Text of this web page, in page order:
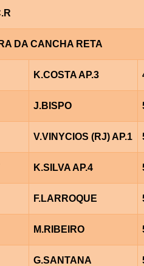
DA CANCHA RETA
K.COSTA AP.3
J.BISPO
V.VINYCIOS (RJ) AP.1
K.SILVA AP.4
F.LARROQUE
M.RIBEIRO
G.SANTANA